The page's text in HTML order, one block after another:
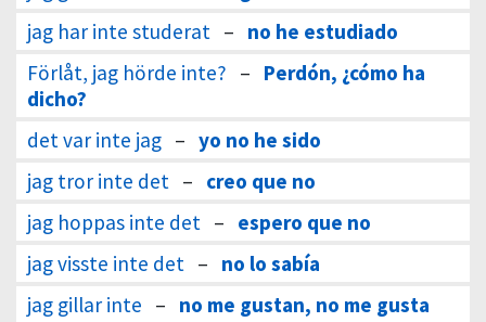
jag har inte studerat – no he estudiado
Förlåt, jag hörde inte? – Perdón, ¿cómo ha
dicho?
det var inte jag – yo no he sido
jag tror inte det – creo que no
jag hoppas inte det – espero que no
jag visste inte det – no lo sabía
jag gillar inte – no me gustan, no me gusta